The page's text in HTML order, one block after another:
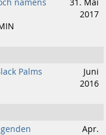
namens
31. Mai
2017
Palms
Juni
2016
Apr.